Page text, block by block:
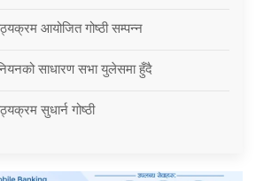
आयोजित गोष्ठी सम्पन्न
साधारण सभा युलेसमा हुँदै
सुधार्न गोष्ठी